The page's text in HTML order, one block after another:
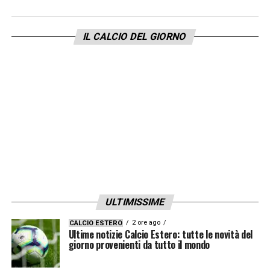
edall’Atletico Madrid.
IL CALCIO DEL GIORNO
ULTIMISSIME
CALCIO ESTERO 2 ore ago
Ultime notizie Calcio Estero: tutte le novità del
giorno provenienti da tutto il mondo